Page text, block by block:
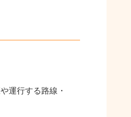
運行する路線・